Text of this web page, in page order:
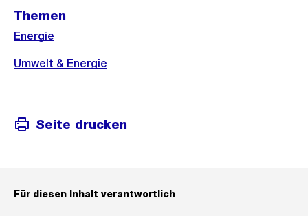
Informationen
Themen
Energie
Umwelt & Energie
Seite drucken
Für diesen Inhalt verantwortlich